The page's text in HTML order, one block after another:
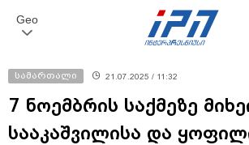
Geo
სამართალი 21.07.2025 / 11:32
7 ნოემბრის საქმეზე
სააკაშვილისა და